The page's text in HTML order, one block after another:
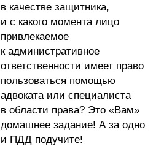
в качестве защитника,
и с какого момента лицо
привлекаемое
к административное
ответственности имеет право
пользоваться помощью
адвоката или специалиста
в области права? Это «Вам»
домашнее задание! А за одно
и ПДД подучите!